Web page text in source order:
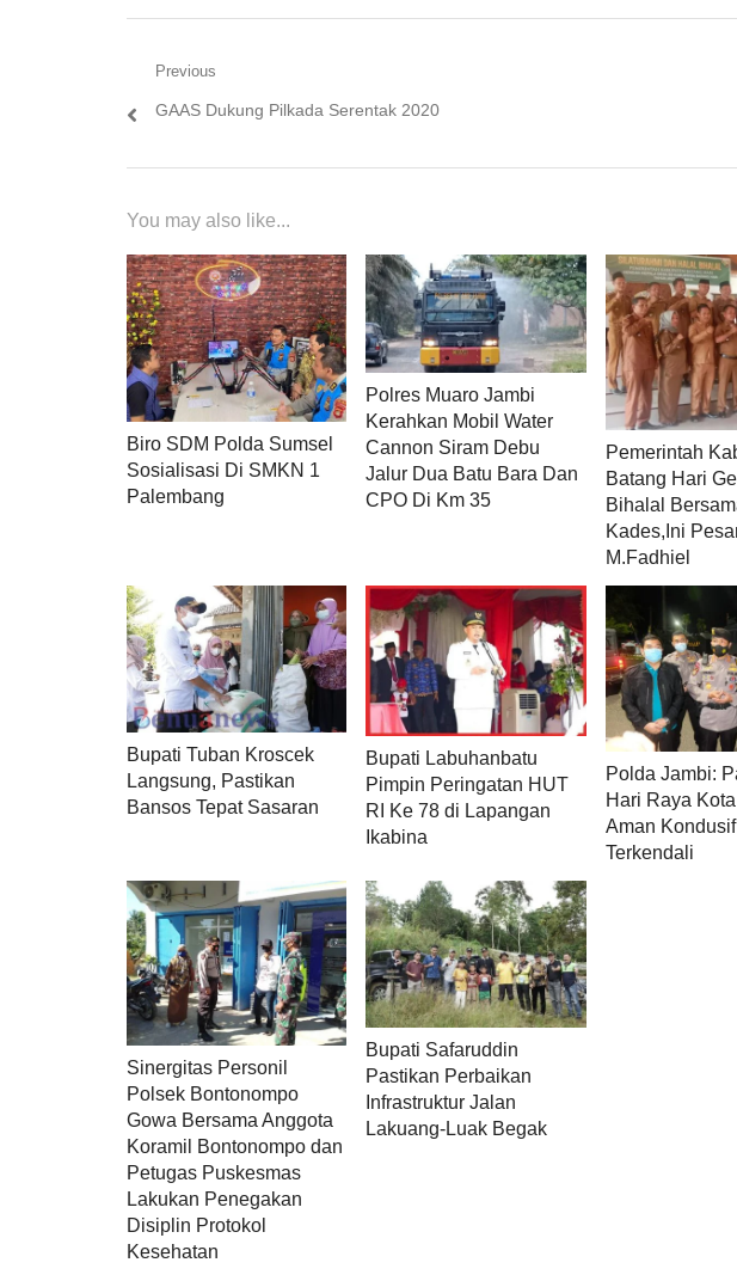
Navigasi
pos
Previous
Previous
GAAS Dukung Pilkada Serentak 2020
You may also like...
Biro SDM Polda Sumsel
Sosialisasi Di SMKN 1
Palembang
Polres Muaro Jambi
Kerahkan Mobil Water
Cannon Siram Debu
Jalur Dua Batu Bara Dan
CPO Di Km 35
Pemerintah
Batang Hari
Bihalal
Kades,Ini
M.Fadhiel
Bupati Tuban Kroscek
Langsung, Pastikan
Bansos Tepat Sasaran
Bupati Labuhanbatu
Pimpin Peringatan HUT
RI Ke 78 di Lapangan
Ikabina
Polda Jambi:
Hari Raya
Aman
Terkendali
Sinergitas Personil
Polsek Bontonompo
Gowa Bersama Anggota
Koramil Bontonompo dan
Petugas Puskesmas
Lakukan Penegakan
Disiplin Protokol
Kesehatan
Bupati Safaruddin
Pastikan Perbaikan
Infrastruktur Jalan
Lakuang-Luak Begak